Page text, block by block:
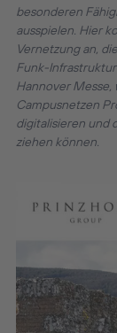
besonderen
ausspielen. Hier
Vernetzung an,
Funk-
Hannover
Campusnetzen
digitalisieren und
ziehen können.